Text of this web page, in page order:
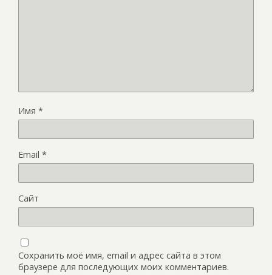
Имя *
Email *
Сайт
Сохранить моё имя, email и адрес сайта в этом
браузере для последующих моих комментариев.